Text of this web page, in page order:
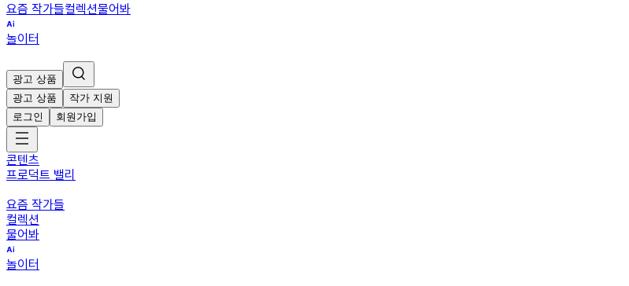
요즘 작가들컬렉션물어봐
놀이터
광고 상품
광고 상품
작가 지원
로그인
회원가입
콘텐츠
프로덕트 밸리
요즘 작가들
컬렉션
물어봐
놀이터